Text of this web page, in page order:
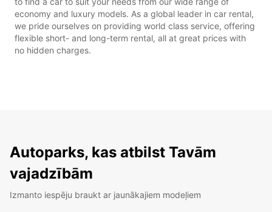
economy and luxury models. As a global leader in car rental,
we pride ourselves on providing world class service, offering
flexible short- and long-term rental, all at great prices with
no hidden charges.
Autoparks, kas atbilst Tavām
vajadzībām
Izmanto iespēju braukt ar jaunākajiem modeļiem